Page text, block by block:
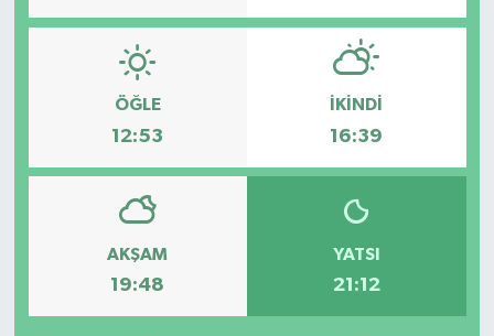
ÖĞLE
12:53
İKINDI
16:39
AKŞAM
19:48
YATSI
21:12